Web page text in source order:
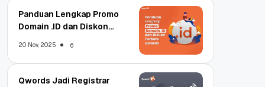
Panduan Lengkap Promo
Domain .ID dan Diskon
20 Nov, 2025 6
Qwords Jadi Registrar